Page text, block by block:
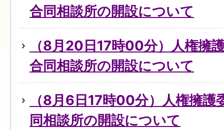
合同相談所の開設について
（8月20日17時00分）人権擁
合同相談所の開設について
（8月6日17時00分）人権擁護
同相談所の開設について